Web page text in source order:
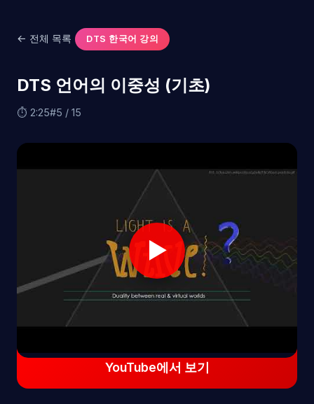
← 전체 목록 DTS 한국어 강의
DTS 언어의 이중성 (기초)
⏱ 2:25#5 / 15
▶
YouTube에서 보기